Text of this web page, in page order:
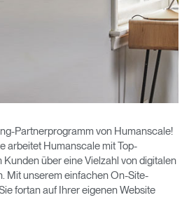
UNS
Partnerprogramm von Humanscale!
arbeitet Humanscale mit Top-
Kunden über eine Vielzahl von digitalen
Mit unserem einfachen On-Site-
fortan auf Ihrer eigenen Website